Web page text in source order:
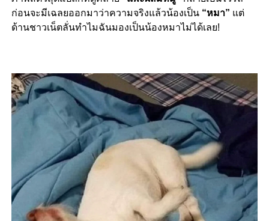
ก่อนจะมีเฉลยออกมาว่าความจริงแล้วน้องเป็น “หมา” แต่
ด้านชาวเน็ตลั่นทำไมฉันมองเป็นน้องหมาไม่ได้เลย!